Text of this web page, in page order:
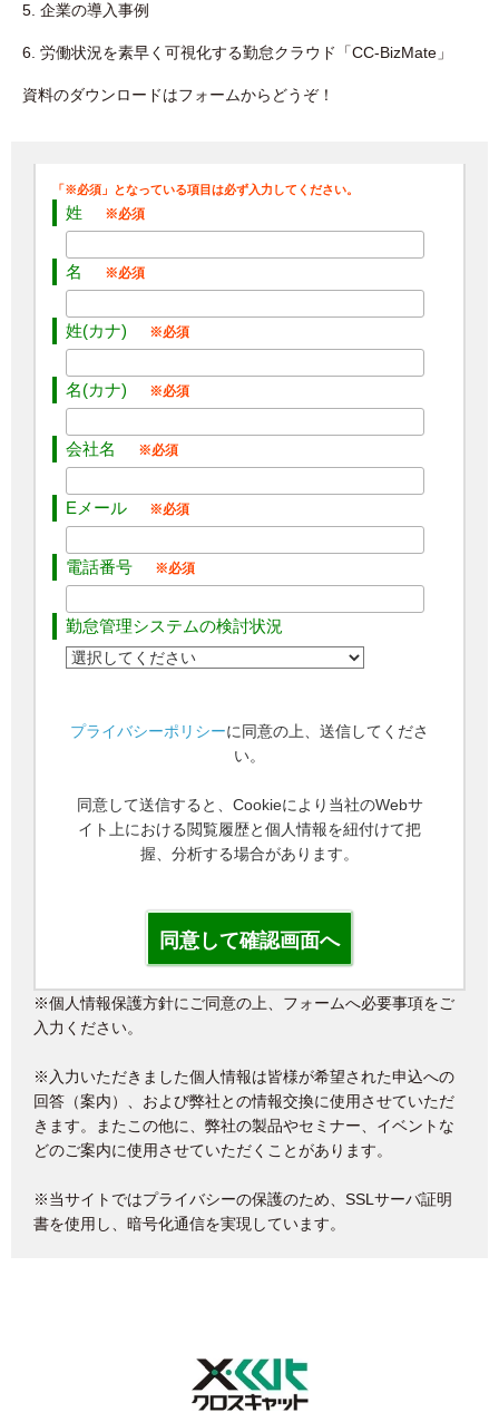
5. 企業の導入事例
6. 労働状況を素早く可視化する勤怠クラウド「CC-BizMate」
資料のダウンロードはフォームからどうぞ！
姓
名
姓(カナ)
名(カナ)
会社名
Eメール
電話番号
勤怠管理システムの検討状況
プライバシーポリシーに同意の上、送信してくださ
い。
同意して送信すると、Cookieにより当社のWebサ
イト上における閲覧履歴と個人情報を紐付けて把
握、分析する場合があります。
※個人情報保護方針にご同意の上、フォームへ必要事項をご
入力ください。
※入力いただきました個人情報は皆様が希望された申込への
回答（案内）、および弊社との情報交換に使用させていただ
きます。またこの他に、弊社の製品やセミナー、イベントな
どのご案内に使用させていただくことがあります。
※当サイトではプライバシーの保護のため、SSLサーバ証明
書を使用し、暗号化通信を実現しています。